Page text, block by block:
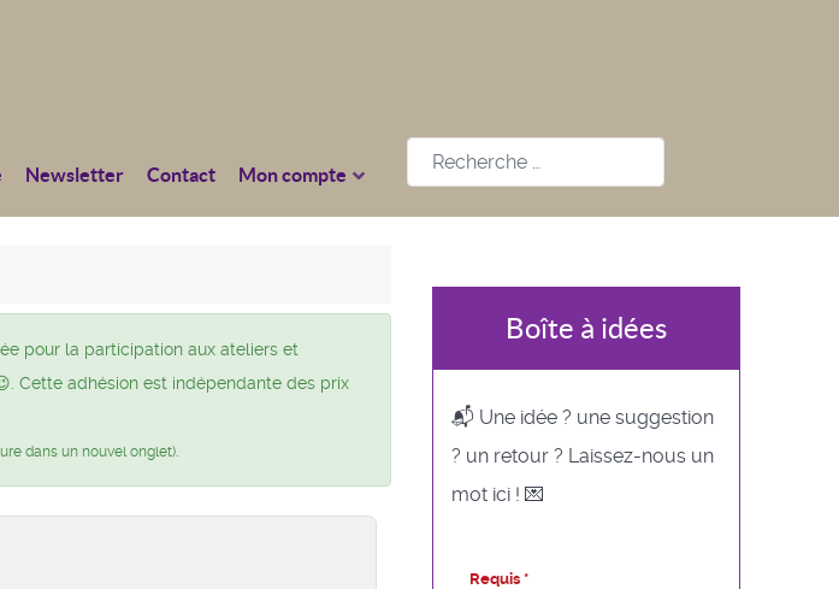
Newsletter Contact Mon compte
Rechercher
pour la participation aux ateliers et
Cette adhésion est indépendante des prix
dans un nouvel onglet)
Boîte à idées
📬 Une idée ? une suggestion
? un retour ? Laissez-nous un
mot ici ! 💌
Requis *